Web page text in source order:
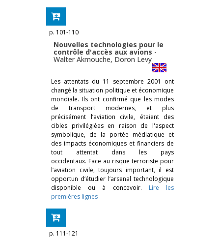
p. 101-110
Nouvelles technologies pour le
contrôle d'accès aux avions -
Walter Akmouche, Doron Levy
Les attentats du 11 septembre 2001 ont
changé la situation politique et économique
mondiale. Ils ont confirmé que les modes
de transport modernes, et plus
précisément l’aviation civile, étaient des
cibles privilégiées en raison de l'aspect
symbolique, de la portée médiatique et
des impacts économiques et financiers de
tout attentat dans les pays
occidentaux. Face au risque terroriste pour
l’aviation civile, toujours important, il est
opportun d’étudier l’arsenal technologique
disponible ou à concevoir. Lire les
premières lignes
p. 111-121